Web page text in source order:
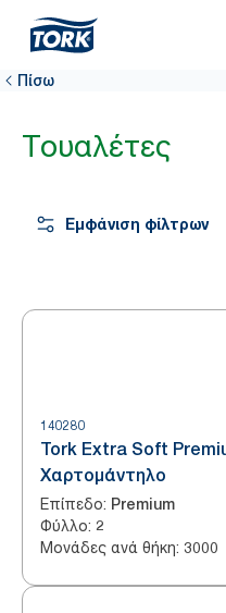
Πίσω
Τουαλέτες
Εμφάνιση φίλτρων
140280
Tork Extra Soft
Χαρτομάντηλο
Επίπεδο: Premium
Φύλλο: 2
Μονάδες ανά θήκη: 3000